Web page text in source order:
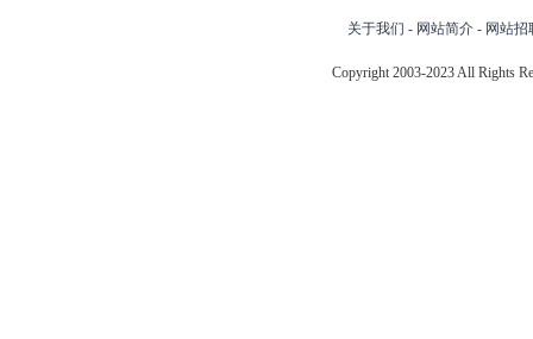
关于我们 - 网站简介 - 网站招
Copyright 2003-2023 All Rights